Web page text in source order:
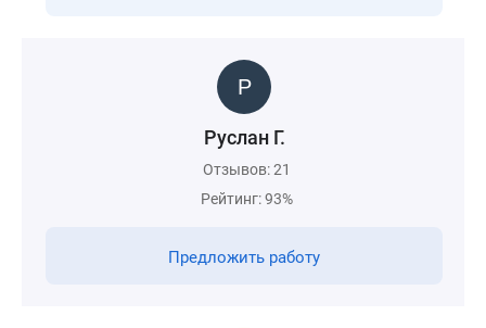
Руслан Г.
Отзывов: 21
Рейтинг: 93%
Предложить работу